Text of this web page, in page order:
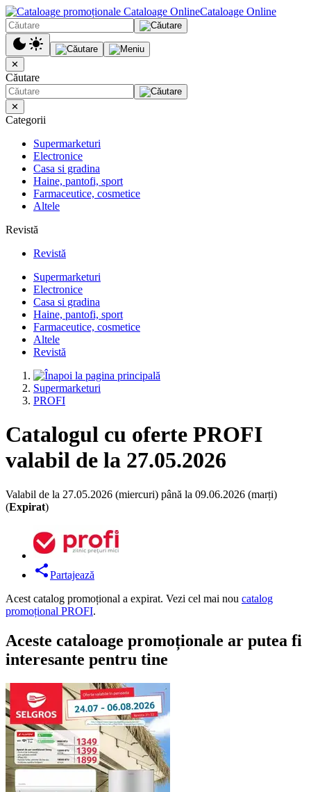
Cataloage Online
✕
Căutare
✕
Categorii
Supermarketuri
Electronice
Casa si gradina
Haine, pantofi, sport
Farmaceutice, cosmetice
Altele
Revistă
Revistă
Supermarketuri
Electronice
Casa si gradina
Haine, pantofi, sport
Farmaceutice, cosmetice
Altele
Revistă
Supermarketuri
PROFI
Catalogul cu oferte PROFI
valabil de la 27.05.2026
Valabil de la 27.05.2026 (miercuri) până la 09.06.2026 (marți)
(Expirat)
Partajează
Acest catalog promoțional a expirat. Vezi cel mai nou catalog
promoțional PROFI.
Aceste cataloage promoționale ar putea fi
interesante pentru tine